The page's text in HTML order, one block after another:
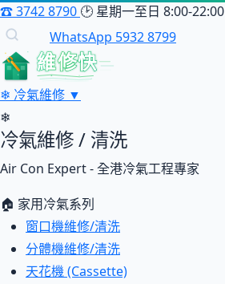
☎3742 8790 🕑 星期一至日 8:00-22:00
WhatsApp 5932 8799
維修快
❄ 冷氣維修 ▼
❄
冷氣維修 / 清洗
Air Con Expert - 全港冷氣工程專家
🏠 家用冷氣系列
窗口機維修/清洗
分體機維修/清洗
天花機 (Cassette)